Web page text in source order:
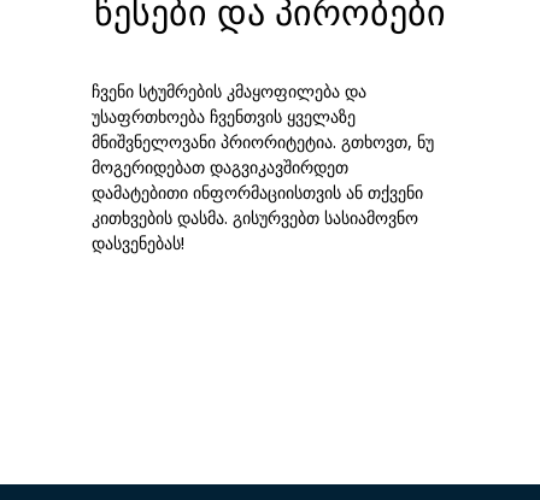
წესები და პირობები
ჩვენი სტუმრების კმაყოფილება და
უსაფრთხოება ჩვენთვის ყველაზე
მნიშვნელოვანი პრიორიტეტია. გთხოვთ, ნუ
მოგერიდებათ დაგვიკავშირდეთ
დამატებითი ინფორმაციისთვის ან თქვენი
კითხვების დასმა. გისურვებთ სასიამოვნო
დასვენებას!